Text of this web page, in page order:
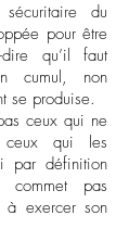
sécuritaire du
pour être
dire qu’il faut
cumul, non
se produise.
ceux qui ne
ceux qui les
par définition
commet pas
à exercer son